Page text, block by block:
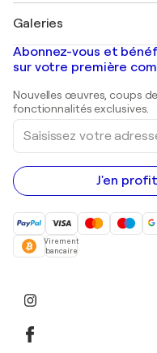
Banksy
Mr. Brainwash
Shepard Fairey
Tableaux abstraits à
Peintures de paysage
Estampes
Peintures acryliques
Galeries
Galeries d'art en France
Galeries d'art en
Abonnez-vous et
sur votre première
Nouvelles œuvres, coups
fonctionnalités exclusives.
Saisissez
votre
adresse
e-
mail
J'en
Virement
bancaire